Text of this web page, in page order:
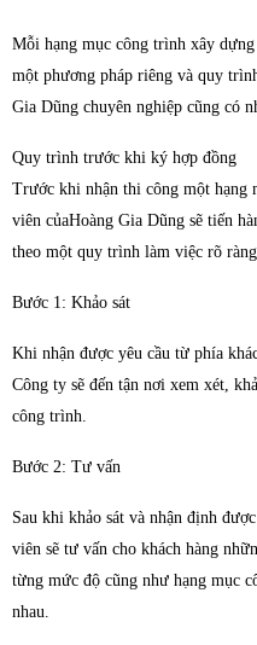
Mỗi hạng mục công trình xây
một phương pháp riêng và quy
Gia Dũng chuyên nghiệp cũng có
Quy trình trước khi ký hợp đồng
Trước khi nhận thi công một hạng
viên củaHoàng Gia Dũng sẽ tiến
theo một quy trình làm việc rõ
Bước 1: Khảo sát
Khi nhận được yêu cầu từ phía
Công ty sẽ đến tận nơi xem xét,
công trình.
Bước 2: Tư vấn
Sau khi khảo sát và nhận định
viên sẽ tư vấn cho khách hàng
từng mức độ cũng như hạng mục
nhau.